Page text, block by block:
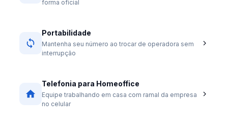
forma oficial
Portabilidade
Mantenha seu número ao trocar de operadora sem
interrupção
Telefonia para Homeoffice
Equipe trabalhando em casa com ramal da empresa
no celular